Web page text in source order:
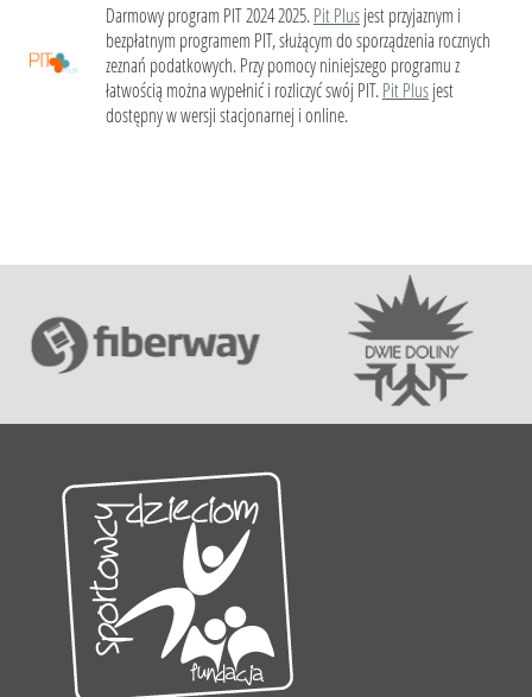
Darmowy program PIT 2024 2025.Pit Plusjest przyjaznym i
bezpłatnym programem PIT, służącym do sporządzenia rocznych
zeznań podatkowych. Przy pomocy niniejszego programu z
łatwością można wypełnić i rozliczyć swój PIT.Pit Plusjest
dostępny w wersji stacjonarnej i online.